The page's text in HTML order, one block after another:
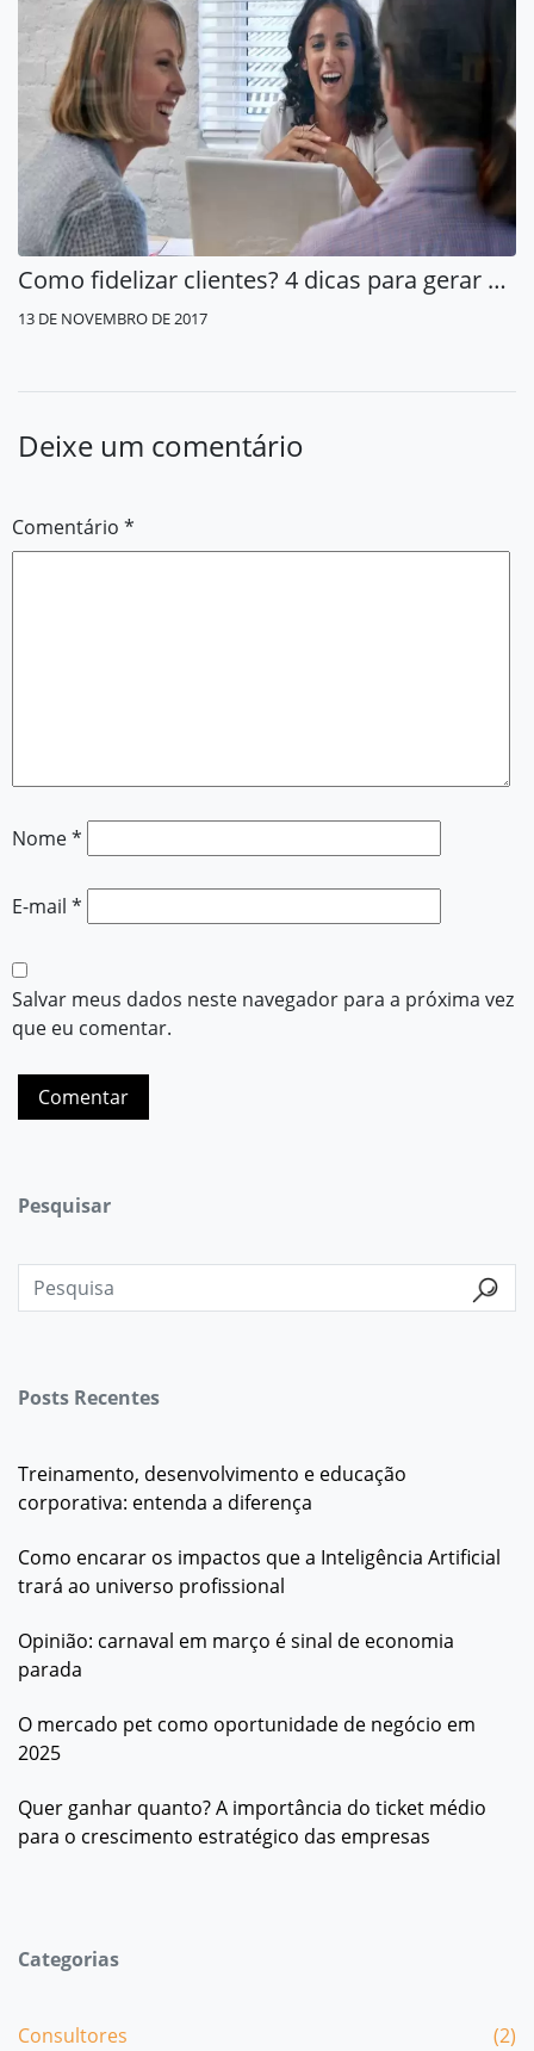
Como fidelizar clientes? 4 dicas para gerar consumidores fiéis
13 DE NOVEMBRO DE 2017
Deixe um comentário
Comentário *
Nome*
E-mail *
Salvar meus dados neste navegador para a próxima vez
que eu comentar.
Pesquisar
Posts Recentes
Treinamento, desenvolvimento e educação
corporativa: entenda a diferença
Como encarar os impactos que a Inteligência Artificial
trará ao universo profissional
Opinião: carnaval em março é sinal de economia
parada
O mercado pet como oportunidade de negócio em
2025
Quer ganhar quanto? A importância do ticket médio
para o crescimento estratégico das empresas
Categorias
Consultores
(2)